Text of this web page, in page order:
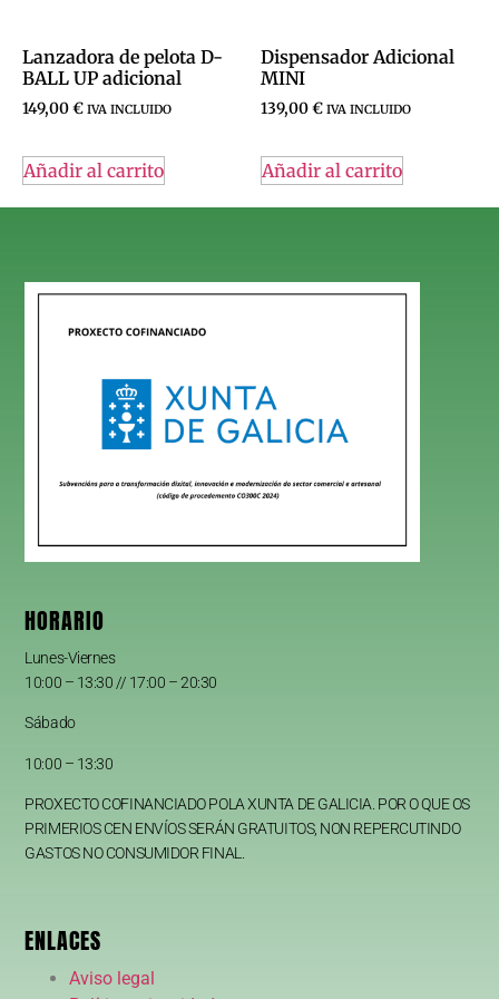
Lanzadora de pelota D-
BALL UP adicional
149,00€ IVA INCLUIDO
Añadir al carrito
Dispensador Adicional
MINI
139,00€ IVA INCLUIDO
Añadir al carrito
HORARIO
Lunes-Viernes
10:00 – 13:30 // 17:00 – 20:30
Sábado
10:00 – 13:30
PROXECTO COFINANCIADO POLA XUNTA DE GALICIA. POR O QUE OS
PRIMERIOS CEN ENVÍOS SERÁN GRATUITOS, NON REPERCUTINDO
GASTOS NO CONSUMIDOR FINAL.
ENLACES
Aviso legal